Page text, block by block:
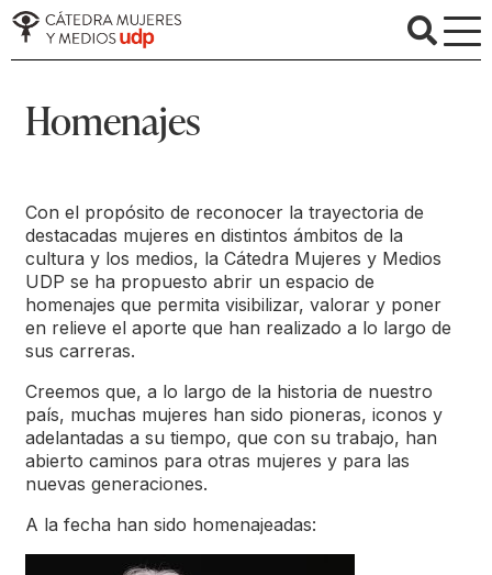
Homenajes
Con el propósito de reconocer la trayectoria de
destacadas mujeres en distintos ámbitos de la
cultura y los medios, la Cátedra Mujeres y Medios
UDP se ha propuesto abrir un espacio de
homenajes que permita visibilizar, valorar y poner
en relieve el aporte que han realizado a lo largo de
sus carreras.
Creemos que, a lo largo de la historia de nuestro
país, muchas mujeres han sido pioneras, iconos y
adelantadas a su tiempo, que con su trabajo, han
abierto caminos para otras mujeres y para las
nuevas generaciones.
A la fecha han sido homenajeadas: